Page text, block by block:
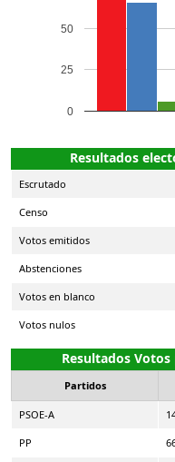
0
25
50
Resultados
Escrutado
Censo
Votos emitidos
Abstenciones
Votos en blanco
Votos nulos
Resultados
Partidos
PSOE-A
PP